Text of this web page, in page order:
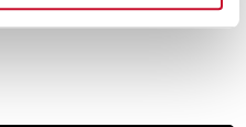
att ta del av
nyheter.